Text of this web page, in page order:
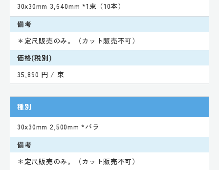
30x30mm 3,640mm *1束（10本）
備考
＊定尺販売のみ。（カット販売不可）
価格(税別)
35,890 円 / 束
種別
30x30mm 2,500mm *バラ
備考
＊定尺販売のみ。（カット販売不可）